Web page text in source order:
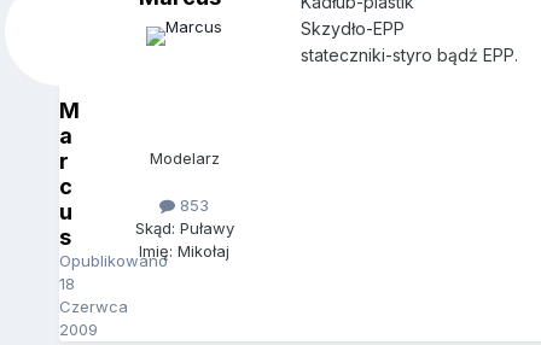
M
a
r
c
u
s
Opublikowano
18
Czerwca
2009
Modelarz
853
Skąd: Puławy
Imię: Mikołaj
Skzydło-EPP
stateczniki-styro bądź EPP.